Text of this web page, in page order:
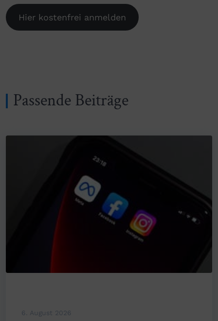
Hier kostenfrei anmelden
Passende Beiträge
6. August 2026